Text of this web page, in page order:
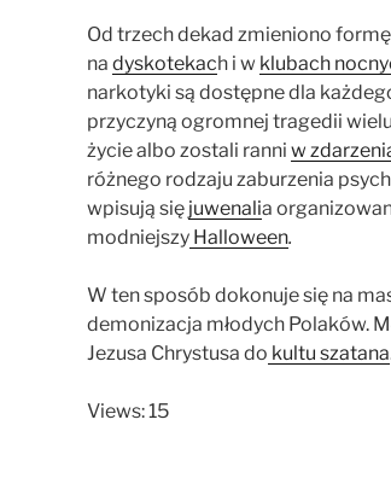
Od trzech dekad zmieniono
na dyskotekach i w klubach
narkotyki są dostępne dla
przyczyną ogromnej tragedii
życie albo zostali ranni w
różnego rodzaju zaburzenia
wpisują się juwenalia
modniejszy Halloween.
W ten sposób dokonuje się na
demonizacja młodych Polaków.
Jezusa Chrystusa do kultu szatana
Views: 15